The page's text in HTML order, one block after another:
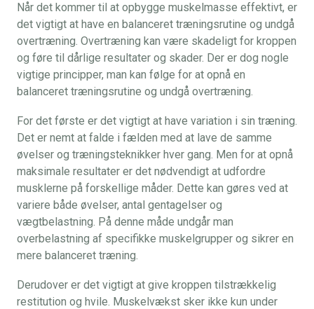
Når det kommer til at opbygge muskelmasse effektivt, er
det vigtigt at have en balanceret træningsrutine og undgå
overtræning. Overtræning kan være skadeligt for kroppen
og føre til dårlige resultater og skader. Der er dog nogle
vigtige principper, man kan følge for at opnå en
balanceret træningsrutine og undgå overtræning.
For det første er det vigtigt at have variation i sin træning.
Det er nemt at falde i fælden med at lave de samme
øvelser og træningsteknikker hver gang. Men for at opnå
maksimale resultater er det nødvendigt at udfordre
musklerne på forskellige måder. Dette kan gøres ved at
variere både øvelser, antal gentagelser og
vægtbelastning. På denne måde undgår man
overbelastning af specifikke muskelgrupper og sikrer en
mere balanceret træning.
Derudover er det vigtigt at give kroppen tilstrækkelig
restitution og hvile. Muskelvækst sker ikke kun under